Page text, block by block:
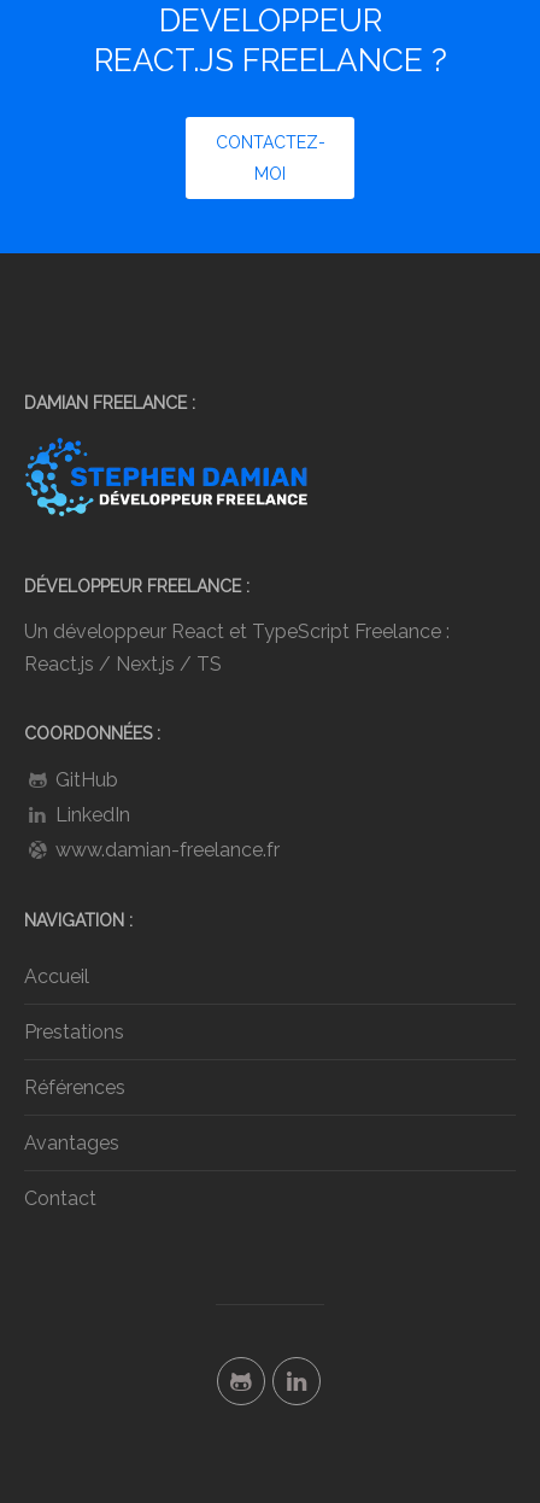
DEVELOPPEUR
REACT.JS FREELANCE ?
CONTACTEZ-
MOI
DAMIAN FREELANCE
DÉVELOPPEUR FREELANCE
Un développeur React et TypeScript Freelance :
React.js / Next.js / TS
COORDONNÉES
GitHub
LinkedIn
www.damian-freelance.fr
NAVIGATION
Accueil
Prestations
Références
Avantages
Contact